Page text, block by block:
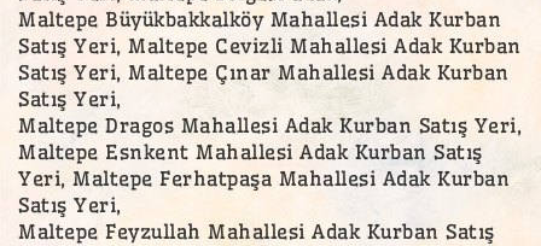
Maltepe Büyükbakkalköy Mahallesi Adak Kurban
Satış Yeri, Maltepe Cevizli Mahallesi Adak Kurban
Satış Yeri, Maltepe Çınar Mahallesi Adak Kurban
Satış Yeri,
Maltepe Dragos Mahallesi Adak Kurban Satış Yeri,
Maltepe Esnkent Mahallesi Adak Kurban Satış
Yeri, Maltepe Ferhatpaşa Mahallesi Adak Kurban
Satış Yeri,
Maltepe Feyzullah Mahallesi Adak Kurban Satış